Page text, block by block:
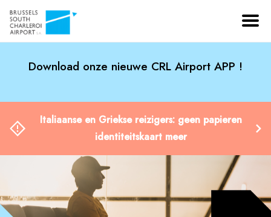
Download onze nieuwe CRL Airport APP !
Italiaanse en Griekse reizigers: geen papieren
identiteitskaart meer